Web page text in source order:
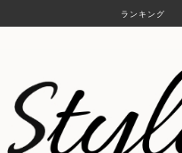
ランキング